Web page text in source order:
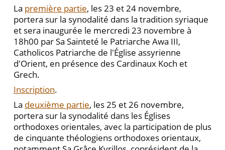
La première partie, les 23 et 24 novembre,
portera sur la synodalité dans la tradition syriaque
et sera inaugurée le mercredi 23 novembre à
18h00 par Sa Sainteté le Patriarche Awa III,
Catholicos Patriarche de l'Église assyrienne
d'Orient, en présence des Cardinaux Koch et
Grech.
Inscription.
La deuxième partie, les 25 et 26 novembre,
portera sur la synodalité dans les Églises
orthodoxes orientales, avec la participation de plus
de cinquante théologiens orthodoxes orientaux,